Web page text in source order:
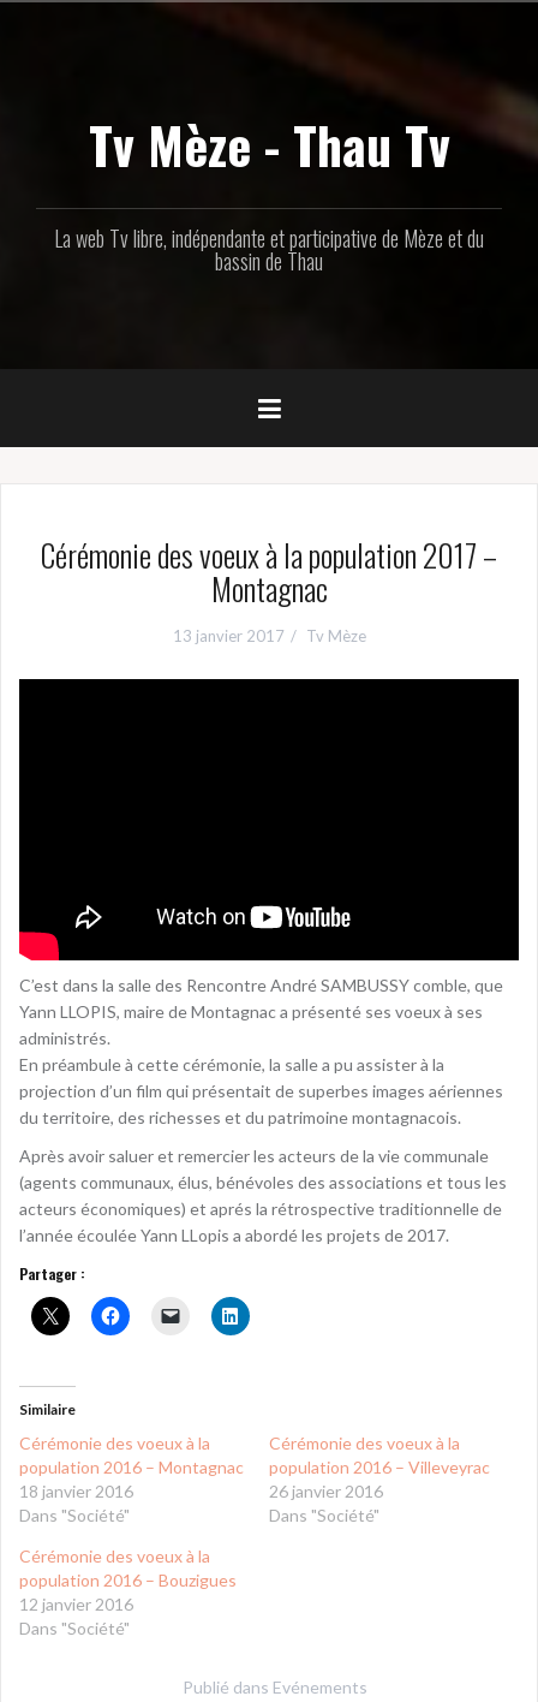
Tv Mèze - Thau Tv
La web Tv libre, indépendante et participative de Mèze et du
bassin de Thau
Cérémonie des voeux à la population 2017 –
Montagnac
13 janvier 2017 Tv Mèze
C’est dans la salle des Rencontre André SAMBUSSY comble, que
Yann LLOPIS, maire de Montagnac a présenté ses voeux à ses
administrés.
En préambule à cette cérémonie, la salle a pu assister à la
projection d’un film qui présentait de superbes images aériennes
du territoire, des richesses et du patrimoine montagnacois.
Après avoir saluer et remercier les acteurs de la vie communale
(agents communaux, élus, bénévoles des associations et tous les
acteurs économiques) et aprés la rétrospective traditionnelle de
l’année écoulée Yann LLopis a abordé les projets de 2017.
Partager :
Similaire
Cérémonie des voeux à la
population 2016 – Montagnac
18 janvier 2016
Dans "Société"
Cérémonie des voeux à la
population 2016 – Villeveyrac
26 janvier 2016
Dans "Société"
Cérémonie des voeux à la
population 2016 – Bouzigues
12 janvier 2016
Dans "Société"
Publié dans Evénements